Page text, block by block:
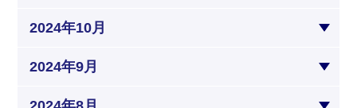
2024年10月
2024年9月